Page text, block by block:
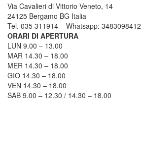
Via Cavalieri di Vittorio Veneto, 14
24125 Bergamo BG Italia
Tel. 035 311914 – Whatsapp: 3483098412
ORARI DI APERTURA
LUN 9.00 – 13.00
MAR 14.30 – 18.00
MER 14.30 – 18.00
GIO 14.30 – 18.00
VEN 14.30 – 18.00
SAB 9.00 – 12.30 / 14.30 – 18.00